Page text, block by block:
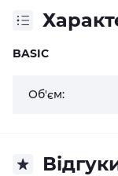
BASIC
Об'єм: